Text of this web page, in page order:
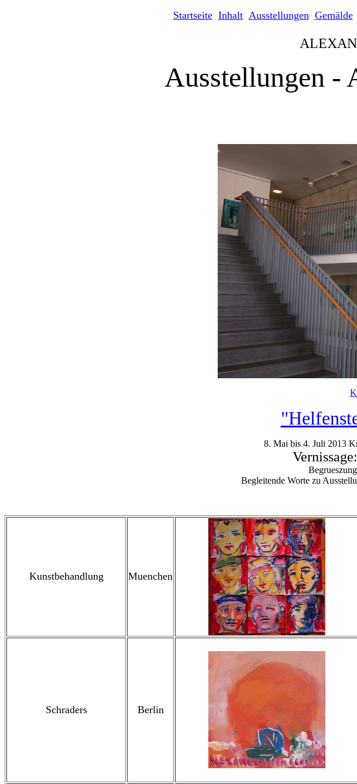
Startseite Inhalt Ausstellungen Gemälde
Ausstellungen -
8. Mai bis 4. Juli 2013
Begleitende Worte zu
Kunstbehandlung Muenchen
Schraders Berlin